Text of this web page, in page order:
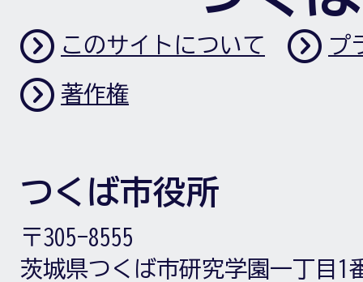
このサイトについて プ
著作権
つくば市役所
〒305-8555
茨城県つくば市研究学園一丁目1